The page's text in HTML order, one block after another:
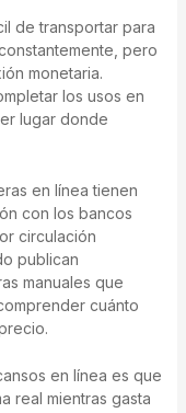
de transportar para
pero
monetaria.
los usos en
lugar donde
en línea tienen
con los bancos
circulación
publican
manuales que
cuánto
en línea es que
real mientras gasta